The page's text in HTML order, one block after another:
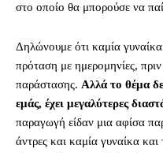
στο οποίο θα μπορούσε να
Δηλώνουμε ότι καμία
πρόταση με ημερομηνίες,
παράστασης. Αλλά το θέμα
εμάς, έχει μεγαλύτερες
παραγωγή είδαν μια αφίσα
άντρες και καμία γυναίκα